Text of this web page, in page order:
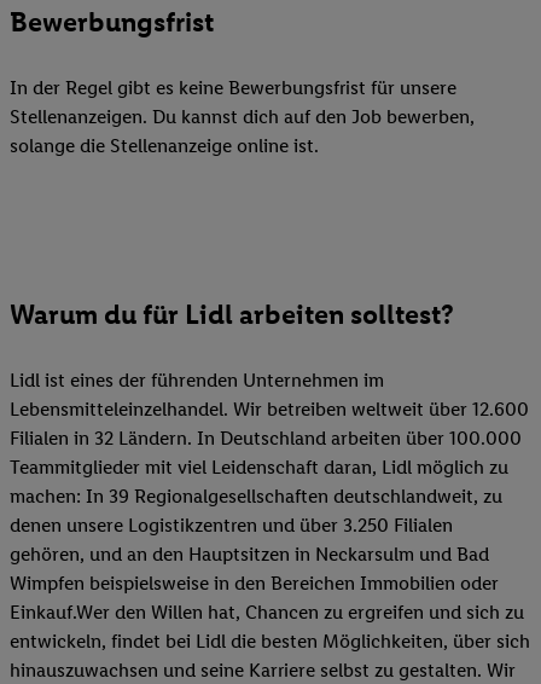
Bewerbungsfrist
In der Regel gibt es keine Bewerbungsfrist für unsere
Stellenanzeigen. Du kannst dich auf den Job bewerben,
solange die Stellenanzeige online ist.
Warum du für Lidl arbeiten solltest?
Lidl ist eines der führenden Unternehmen im
Lebensmitteleinzelhandel. Wir betreiben weltweit über 12.600
Filialen in 32 Ländern. In Deutschland arbeiten über 100.000
Teammitglieder mit viel Leidenschaft daran, Lidl möglich zu
machen: In 39 Regionalgesellschaften deutschlandweit, zu
denen unsere Logistikzentren und über 3.250 Filialen
gehören, und an den Hauptsitzen in Neckarsulm und Bad
Wimpfen beispielsweise in den Bereichen Immobilien oder
Einkauf.Wer den Willen hat, Chancen zu ergreifen und sich zu
entwickeln, findet bei Lidl die besten Möglichkeiten, über sich
hinauszuwachsen und seine Karriere selbst zu gestalten. Wir